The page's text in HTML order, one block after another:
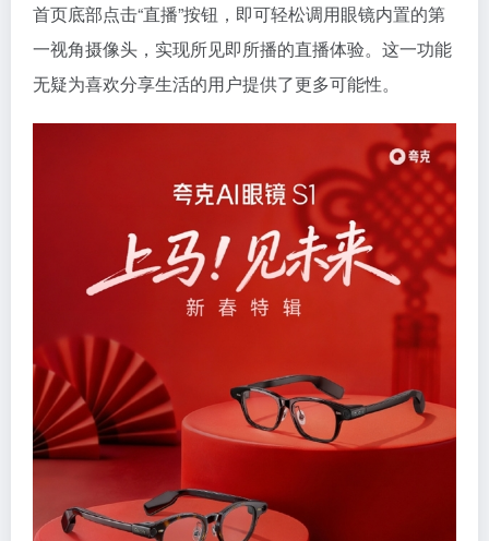
首页底部点击“直播”按钮，即可轻松调用眼镜内置的第
一视角摄像头，实现所见即所播的直播体验。这一功能
无疑为喜欢分享生活的用户提供了更多可能性。